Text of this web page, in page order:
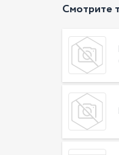
Смотрите